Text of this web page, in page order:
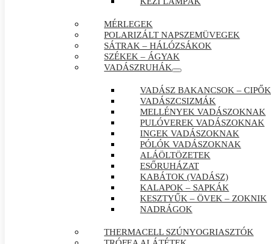
MÉRLEGEK
POLARIZÁLT NAPSZEMÜVEGEK
SÁTRAK – HÁLÓZSÁKOK
SZÉKEK – ÁGYAK
VADÁSZRUHÁK
VADÁSZ BAKANCSOK – CIPŐK
VADÁSZCSIZMÁK
MELLÉNYEK VADÁSZOKNAK
PULÓVEREK VADÁSZOKNAK
INGEK VADÁSZOKNAK
PÓLÓK VADÁSZOKNAK
ALÁÖLTÖZETEK
ESŐRUHÁZAT
KABÁTOK (VADÁSZ)
KALAPOK – SAPKÁK
KESZTYŰK – ÖVEK – ZOKNIK
NADRÁGOK
THERMACELL SZÚNYOGRIASZTÓK